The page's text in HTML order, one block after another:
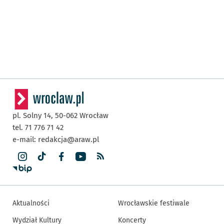
pl. Solny 14, 50-062 Wrocław
tel. 71 776 71 42
e-mail: redakcja@araw.pl
Aktualności
Wydział Kultury
Wrocławskie festiwale
Koncerty